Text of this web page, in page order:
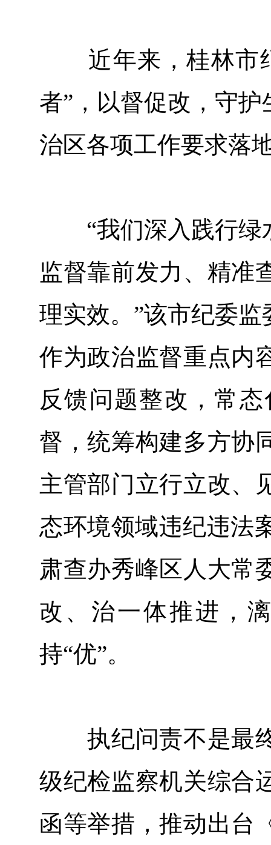
近年来，桂林市纪
者”，以督促改，守
治区各项工作要求落
“我们深入践行绿
监督靠前发力、精准
理实效。”该市纪委
作为政治监督重点内
反馈问题整改，常
督，统筹构建多方协
主管部门立行立改、
态环境领域违纪违法
肃查办秀峰区人大常
改、治一体推进，
持“优”。
执纪问责不是最终
级纪检监察机关综合
函等举措，推动出台